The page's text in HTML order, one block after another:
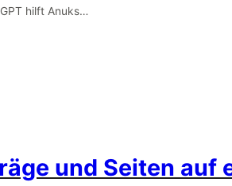
hilft Anuks…
und Seiten auf